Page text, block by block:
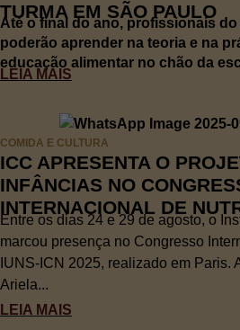
TURMA EM SÃO PAULO
Até o final do ano, profissionais
poderão aprender na teoria e na
educação alimentar no chão da
LEIA MAIS
COMIDA E CULTURA
ICC APRESENTA O
INFÂNCIAS NO
INTERNACIONAL DE
Entre os dias 24 e 29 de agosto, o
marcou presença no Congresso
IUNS-ICN 2025, realizado em Paris.
Ariela...
LEIA MAIS